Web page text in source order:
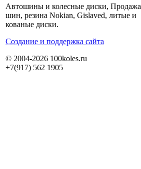
Автошины и колесные диски, Продажа
шин, резина Nokian, Gislaved, литые и
кованые диски.
Cоздание и поддержка сайта
© 2004-2026 100koles.ru
+7(917) 562 1905